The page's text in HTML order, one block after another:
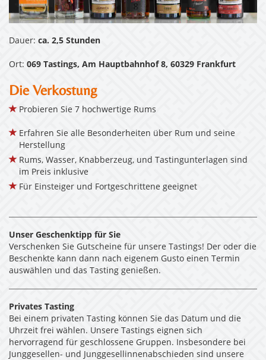
Dauer: ca. 2,5 Stunden
Ort: 069 Tastings, Am Hauptbahnhof 8, 60329 Frankfurt
Die Verkostung
Probieren Sie 7 hochwertige Rums
Erfahren Sie alle Besonderheiten über Rum und seine
Herstellung
Rums, Wasser, Knabberzeug, und Tastingunterlagen sind
im Preis inklusive
Für Einsteiger und Fortgeschrittene geeignet
Unser Geschenktipp für Sie
Verschenken Sie Gutscheine für unsere Tastings! Der oder die
Beschenkte kann dann nach eigenem Gusto einen Termin
auswählen und das Tasting genießen.
Privates Tasting
Bei einem privaten Tasting können Sie das Datum und die
Uhrzeit frei wählen. Unsere Tastings eignen sich
hervorragend für geschlossene Gruppen. Insbesondere bei
Junggesellen- und Junggesellinnenabschieden sind unsere